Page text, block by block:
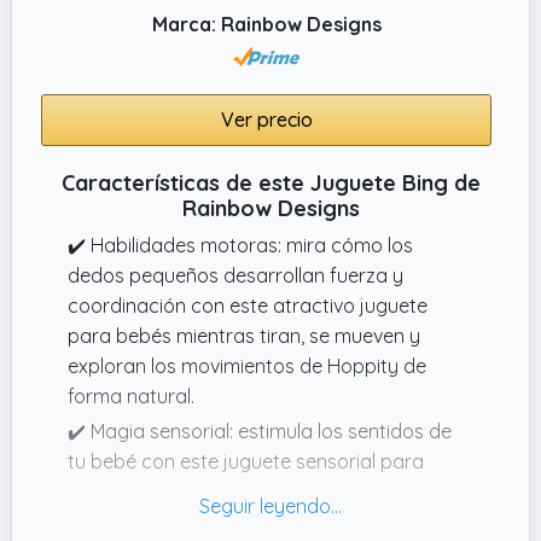
Marca: Rainbow Designs
Ver precio
Características de este Juguete Bing de
Rainbow Designs
✔️ Habilidades motoras: mira cómo los
dedos pequeños desarrollan fuerza y
coordinación con este atractivo juguete
para bebés mientras tiran, se mueven y
exploran los movimientos de Hoppity de
forma natural.
✔️ Magia sensorial: estimula los sentidos de
tu bebé con este juguete sensorial para
sonidos variados que fomentan la